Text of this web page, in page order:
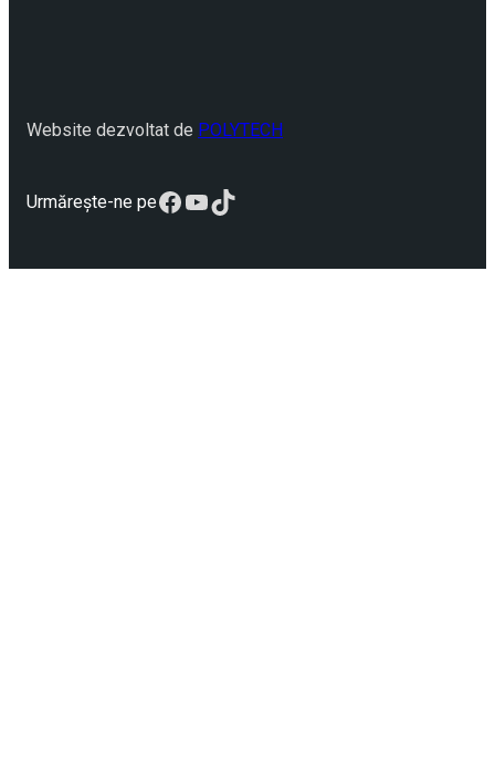
Website dezvoltat de POLYTECH
Urmărește-ne peFacebook
YouTube
TikTok